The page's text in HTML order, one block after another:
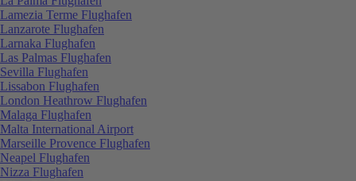
Lamezia Terme Flughafen
Lanzarote Flughafen
Larnaka Flughafen
Las Palmas Flughafen
Sevilla Flughafen
Lissabon Flughafen
London Heathrow Flughafen
Malaga Flughafen
Malta International Airport
Marseille Provence Flughafen
Neapel Flughafen
Nizza Flughafen